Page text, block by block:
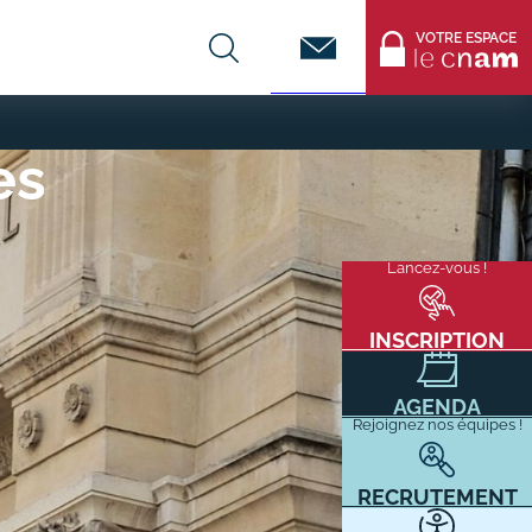
Menu
flottant
Lancez-vous !
INSCRIPTION
AGENDA
Rejoignez nos équipes !
RECRUTEMENT
VOTRE ESPACE
Infos entreprises
Former ses salariés
Accueillir un alternant ?
Taxe d'apprentissage
Infos enseignants
Être enseignant au Cnam
Infos partenaires
Liste des partenaires